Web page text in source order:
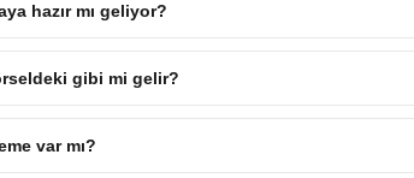
hazır mı geliyor?
gibi mi gelir?
var mı?